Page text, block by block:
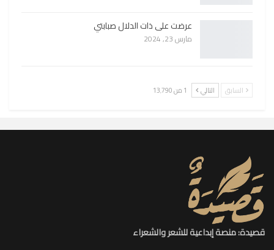
عرضت على ذات الدلال صبابتي
مارس 23, 2024
السابق التالي 1 من 13٬790
قصيدة: منصة إبداعية للشعر والشعراء